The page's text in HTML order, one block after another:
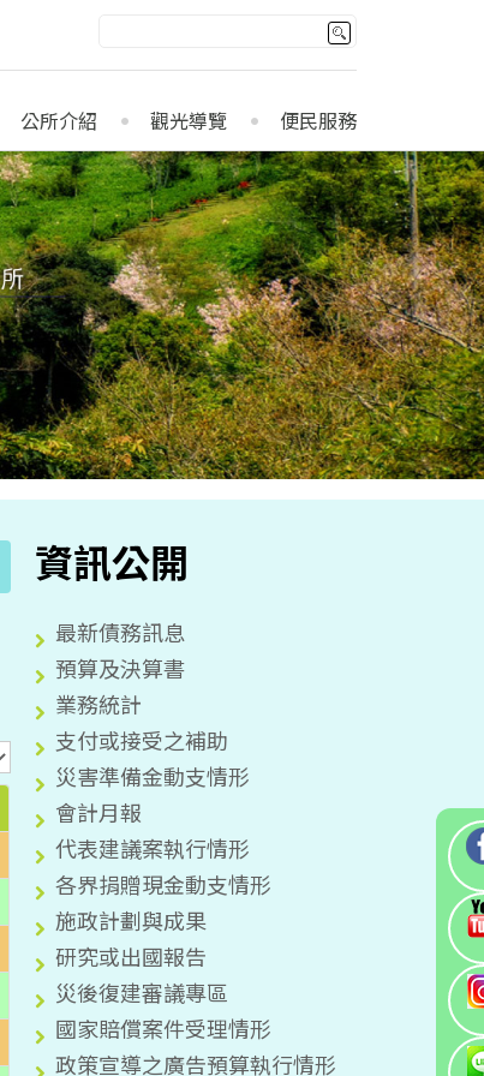
公所介紹 觀光導覽 便民服務
資訊公開
最新債務訊息
預算及決算書
業務統計
支付或接受之補助
災害準備金動支情形
會計月報
代表建議案執行情形
各界捐贈現金動支情形
施政計劃與成果
研究或出國報告
災後復建審議專區
國家賠償案件受理情形
政策宣導之廣告預算執行情形